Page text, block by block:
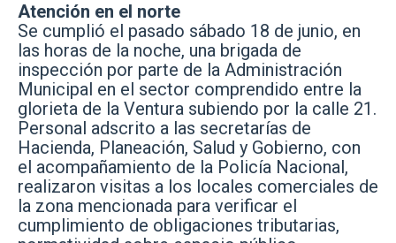
Atención en el norte
Se cumplió el pasado sábado 18 de junio, en
las horas de la noche, una brigada de
inspección por parte de la Administración
Municipal en el sector comprendido entre la
glorieta de la Ventura subiendo por la calle 21.
Personal adscrito a las secretarías de
Hacienda, Planeación, Salud y Gobierno, con
el acompañamiento de la Policía Nacional,
realizaron visitas a los locales comerciales de
la zona mencionada para verificar el
cumplimiento de obligaciones tributarias,